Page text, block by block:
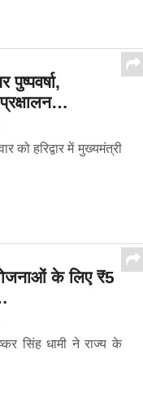
पुष्पवर्षा,
को हरिद्वार में मुख्यमंत्री
के लिए ₹5
सिंह धामी ने राज्य के